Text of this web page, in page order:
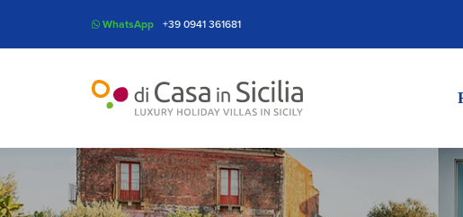
WhatsApp +39 0941 361681